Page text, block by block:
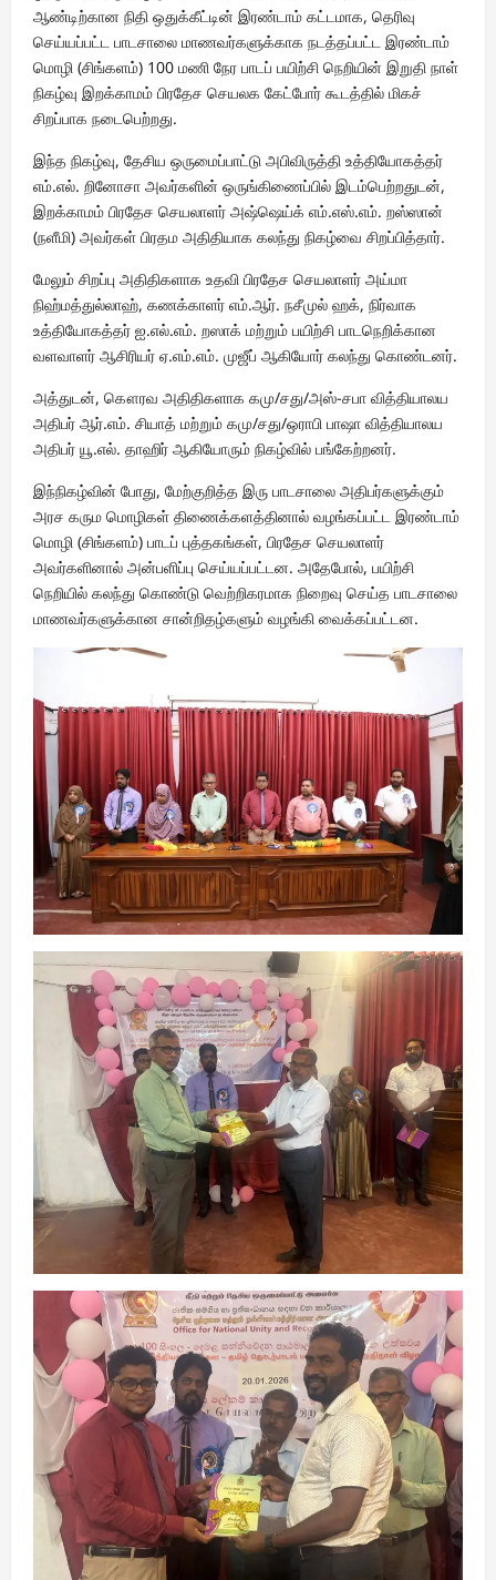
ஆண்டிற்கான நிதி ஒதுக்கீட்டின் இரண்டாம் கட்டமாக, தெரிவு
செய்யப்பட்ட பாடசாலை மாணவர்களுக்காக நடத்தப்பட்ட இரண்டாம்
மொழி (சிங்களம்) 100 மணி நேர பாடப் பயிற்சி நெறியின் இறுதி நாள்
நிகழ்வு இறக்காமம் பிரதேச செயலக கேட்போர் கூடத்தில் மிகச்
சிறப்பாக நடைபெற்றது.
இந்த நிகழ்வு, தேசிய ஒருமைப்பாட்டு அபிவிருத்தி உத்தியோகத்தர்
எம்.எல். றினோசா அவர்களின் ஒருங்கிணைப்பில் இடம்பெற்றதுடன்,
இறக்காமம் பிரதேச செயலாளர் அஷ்ஷெய்க் எம்.எஸ்.எம். றஸ்ஸான்
(நளீமி) அவர்கள் பிரதம அதிதியாக கலந்து நிகழ்வை சிறப்பித்தார்.
மேலும் சிறப்பு அதிதிகளாக உதவி பிரதேச செயலாளர் அய்மா
நிஹ்மத்துல்லாஹ், கணக்காளர் எம்.ஆர். நசீமுல் ஹக், நிர்வாக
உத்தியோகத்தர் ஐ.எல்.எம். றஸாக் மற்றும் பயிற்சி பாடநெறிக்கான
வளவாளர் ஆசிரியர் ஏ.எம்.எம். முஜீப் ஆகியோர் கலந்து கொண்டனர்.
அத்துடன், கௌரவ அதிதிகளாக கமு/சது/அஸ்-சபா வித்தியாலய
அதிபர் ஆர்.எம். சியாத் மற்றும் கமு/சது/ஒராபி பாஷா வித்தியாலய
அதிபர் யூ.எல். தாஹிர் ஆகியோரும் நிகழ்வில் பங்கேற்றனர்.
இந்நிகழ்வின் போது, மேற்குறித்த இரு பாடசாலை அதிபர்களுக்கும்
அரச கரும மொழிகள் திணைக்களத்தினால் வழங்கப்பட்ட இரண்டாம்
மொழி (சிங்களம்) பாடப் புத்தகங்கள், பிரதேச செயலாளர்
அவர்களினால் அன்பளிப்பு செய்யப்பட்டன. அதேபோல், பயிற்சி
நெறியில் கலந்து கொண்டு வெற்றிகரமாக நிறைவு செய்த பாடசாலை
மாணவர்களுக்கான சான்றிதழ்களும் வழங்கி வைக்கப்பட்டன.